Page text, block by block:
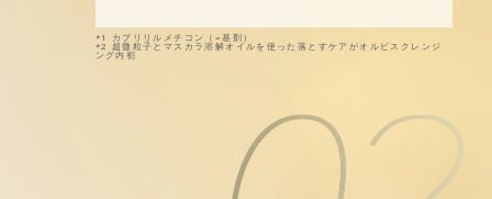
*1 カプリリルメチコン（=基剤）
*2 超微粒子とマスカラ溶解オイルを使った落とすケアがオルビスクレンジ
ング内初